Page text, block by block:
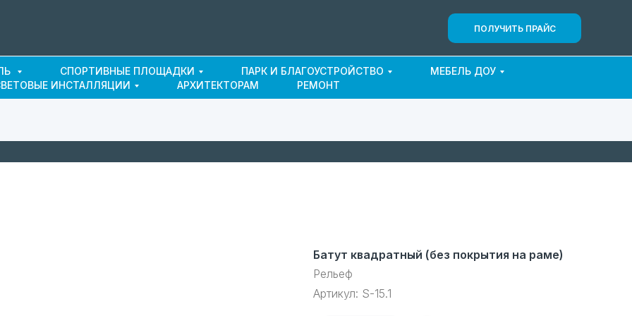
ПОЛУЧИТЬ ПРАЙС
СПОРТИВНЫЕ ПЛОЩАДКИ ПАРК И БЛАГОУСТРОЙСТВО
МЕБЕЛЬ ДОУ
ИНСТАЛЛЯЦИИ
АРХИТЕКТОРАМ РЕМОНТ
Батут квадратный (без покрытия на раме)
Рельеф
Артикул: S-15.1